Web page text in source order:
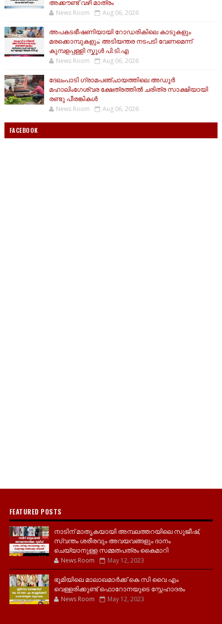
അക്കൗണ്ട് വഴി മാത്രം
News Room Aug 06, 2026
അപകടഭീഷണിയായി റോഡരികിലെ കാടുകളും
മരക്കൊമ്പുകളും; അടിയന്തര നടപടി വേണമെന്ന്
കുമ്പളപ്പള്ളി സ്കൂൾ പി.ടി.എ
News Room Aug 06, 2026
ദേലംപാടി ഗ്രാമപഞ്ചായത്തിലെ അഡൂർ
മഹാലിംഗേശ്വര ക്ഷേത്രത്തിൽ ചരിത്ര സാക്ഷിയായി
രണ്ടു പീരങ്കികൾ
News Room Aug 06, 2026
FACEBOOK
FEATURED POSTS
നാടിന് മാതൃകയായി അമ്പലത്തറയിലെ സുജീഷ്,
സ്വന്തം ശരീരവും അവയവങ്ങളും ദാനം
ചെയ്യാനുള്ള സമ്മതപത്രം കൈമാറി
News Room May 12, 2023
ഭൂമിയിലെ മാലാഖമാർക്ക് കെ സി വൈ എം
വെള്ളരിക്കുണ്ട് ഫൊറോനയുടെ സ്നേഹാദരം
News Room May 12, 2023